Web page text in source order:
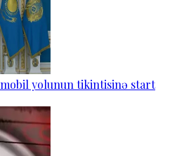
yolunun tikintisinə start